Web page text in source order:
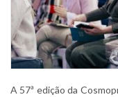
A 57ª edição da